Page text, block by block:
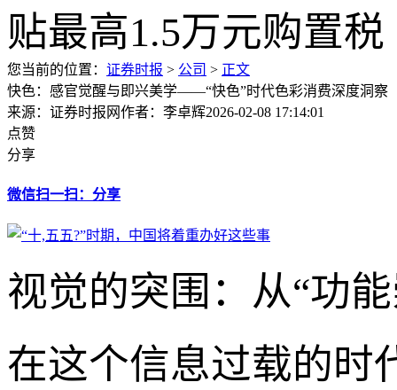
您当前的位置： 证券时报 > 公司 > 正文
快色：感官觉醒与即兴美学——“快色”时代色彩消费深度洞察
来源：证券时报网作者：李卓辉2026-02-08 17:14:01
点赞
分享
微信扫一扫：分享
视觉的突围：从“功
在这个信息过载的时